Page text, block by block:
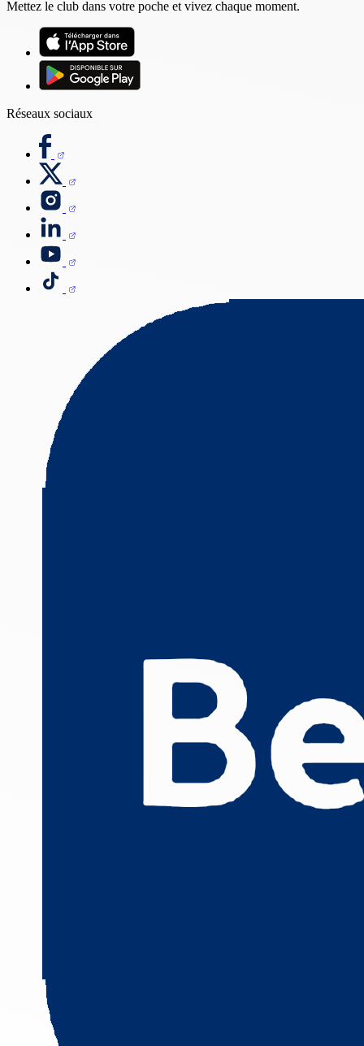
Mettez le club dans votre poche et vivez chaque moment.
Réseaux sociaux